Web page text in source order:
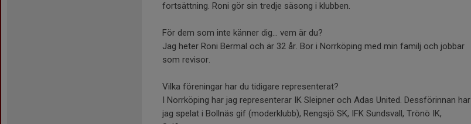
fortsättning. Roni gör sin tredje säsong i klubben.
För dem som inte känner dig… vem är du?
Jag heter Roni Bermal och är 32 år. Bor i Norrköping med min familj och jobbar
som revisor.
Vilka föreningar har du tidigare representerat?
I Norrköping har jag representerar IK Sleipner och Adas United. Dessförinnan har
jag spelat i Bollnäs gif (moderklubb), Rengsjö SK, IFK Sundsvall, Trönö IK,